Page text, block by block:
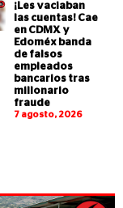
¡Les vaciaban
las cuentas! Cae
en CDMX y
Edoméx banda
de falsos
empleados
bancarios tras
millonario
fraude
7 agosto, 2026